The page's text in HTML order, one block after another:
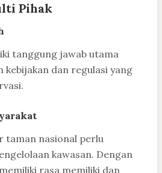
Pihak
tanggung jawab utama
kebijakan dan regulasi yang
taman nasional perlu
kawasan. Dengan
rasa memiliki dan